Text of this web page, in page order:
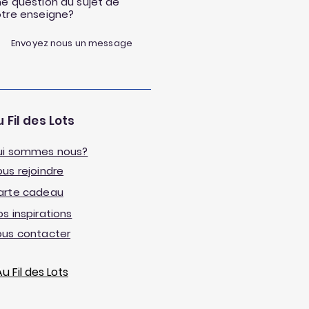
enseigne?
Envoyez nous un message
Fil des Lots
sommes nous?
rejoindre
cadeau
inspirations
contacter
Fil des Lots